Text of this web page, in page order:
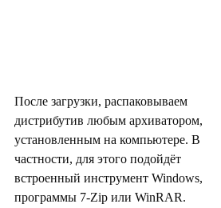
После загрузки, распаковываем
дистрибутив любым архиватором,
установленным на компьютере. В
частности, для этого подойдёт
встроенный инструмент Windows,
программы 7-Zip или WinRAR.